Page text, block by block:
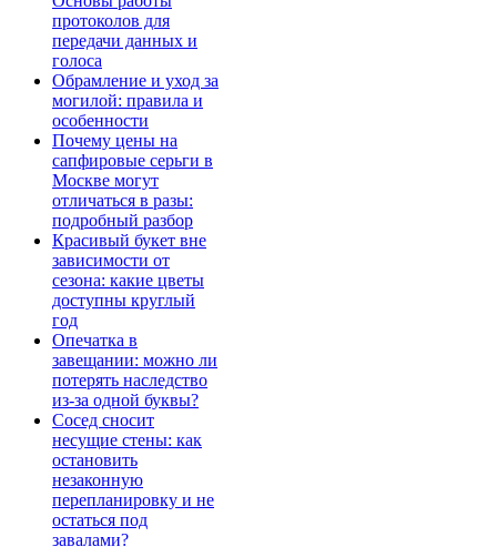
протоколов для
передачи данных и
голоса
Обрамление и уход за
могилой: правила и
особенности
Почему цены на
сапфировые серьги в
Москве могут
отличаться в разы:
подробный разбор
Красивый букет вне
зависимости от
сезона: какие цветы
доступны круглый
год
Опечатка в
завещании: можно ли
потерять наследство
из-за одной буквы?
Сосед сносит
несущие стены: как
остановить
незаконную
перепланировку и не
остаться под
завалами?